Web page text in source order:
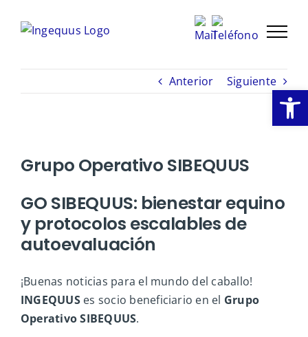
Anterior Siguiente
imagen
grande
Grupo Operativo SIBEQUUS
GO SIBEQUUS: bienestar equino
y protocolos escalables de
autoevaluación
¡Buenas noticias para el mundo del caballo!
INGEQUUSes socio beneficiario en el Grupo
Operativo SIBEQUUS.